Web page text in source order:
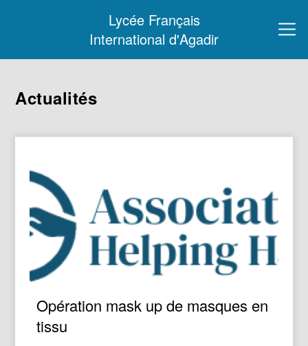
Lycée Français
International d'Agadir
Actualités
Opération mask up de masques en
tissu